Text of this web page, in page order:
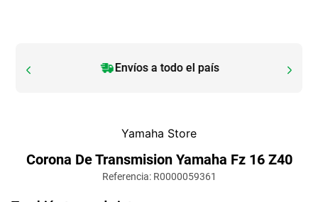
Envíos a todo el país
Yamaha Store
Corona De Transmision Yamaha Fz 16 Z40
Referencia: R0000059361